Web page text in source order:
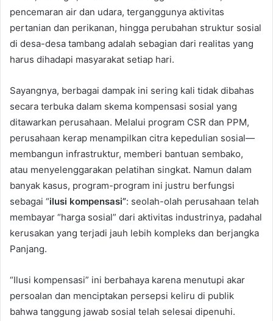
pencemaran air dan udara, terganggunya aktivitas
pertanian dan perikanan, hingga perubahan struktur sosial
di desa-desa tambang adalah sebagian dari realitas yang
harus dihadapi masyarakat setiap hari.
Sayangnya, berbagai dampak ini sering kali tidak dibahas
secara terbuka dalam skema kompensasi sosial yang
ditawarkan perusahaan. Melalui program CSR dan PPM,
perusahaan kerap menampilkan citra kepedulian sosial—
membangun infrastruktur, memberi bantuan sembako,
atau menyelenggarakan pelatihan singkat. Namun dalam
banyak kasus, program-program ini justru berfungsi
sebagai “ilusi kompensasi”: seolah-olah perusahaan telah
membayar “harga sosial” dari aktivitas industrinya, padahal
kerusakan yang terjadi jauh lebih kompleks dan berjangka
Panjang.
“Ilusi kompensasi” ini berbahaya karena menutupi akar
persoalan dan menciptakan persepsi keliru di publik
bahwa tanggung jawab sosial telah selesai dipenuhi.